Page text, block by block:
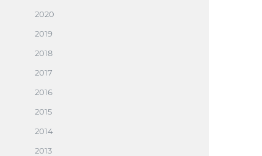
2020
2019
2018
2017
2016
2015
2014
2013